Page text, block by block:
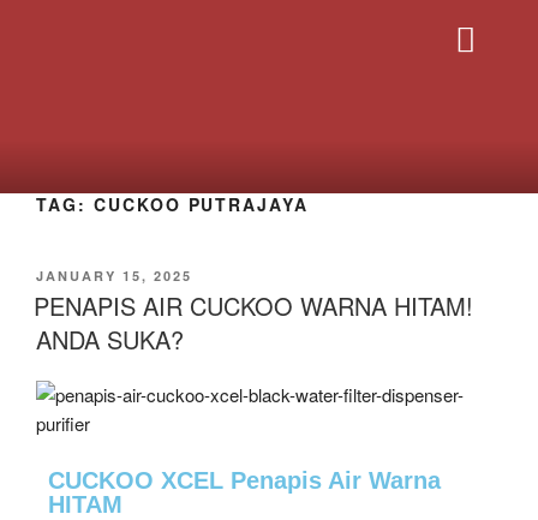
TAG: CUCKOO PUTRAJAYA
JANUARY 15, 2025
PENAPIS AIR CUCKOO WARNA HITAM!
ANDA SUKA?
CUCKOO XCEL Penapis Air Warna
HITAM